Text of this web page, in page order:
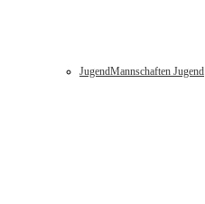
JugendMannschaften Jugend